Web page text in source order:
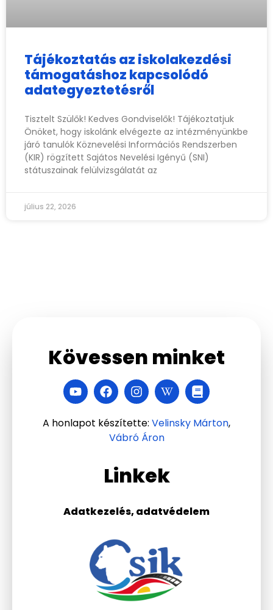
Tájékoztatás az iskolakezdési
támogatáshoz kapcsolódó
adategyeztetésről
Tisztelt Szülők! Kedves Gondviselők! Tájékoztatjuk
Önöket, hogy iskolánk elvégezte az intézményünkbe
járó tanulók Köznevelési Információs Rendszerben
(KIR) rögzített Sajátos Nevelési Igényű (SNI)
státuszainak felülvizsgálatát az
július 22, 2026
Linkek
Adatkezelés, adatvédelem
Kövessen minket
A honlapot készítette: Velinsky Márton,
Vábró Áron